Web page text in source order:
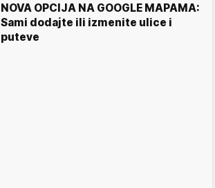
NOVA OPCIJA NA GOOGLE MAPAMA:
Sami dodajte ili izmenite ulice i
puteve